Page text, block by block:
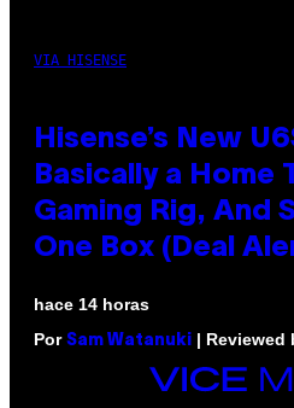
VIA HISENSE
Hisense’s New
Basically a Home
Gaming Rig, And
One Box (Deal
hace 14 horas
Por Sam Watanuki | Reviewed
VICE
MEDIA